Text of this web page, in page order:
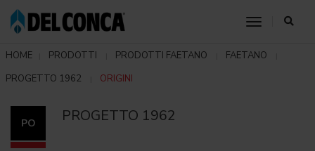
toggle
HOME PRODOTTI PRODOTTI FAETANO
FAETANO
PROGETTO 1962
ORIGINI
PO PROGETTO 1962